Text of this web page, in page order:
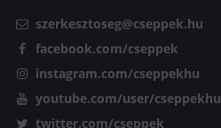
szerkesztoseg@cseppek.hu
facebook.com/cseppek
instagram.com/cseppekhu
youtube.com/user/cseppekhu
twitter.com/cseppek